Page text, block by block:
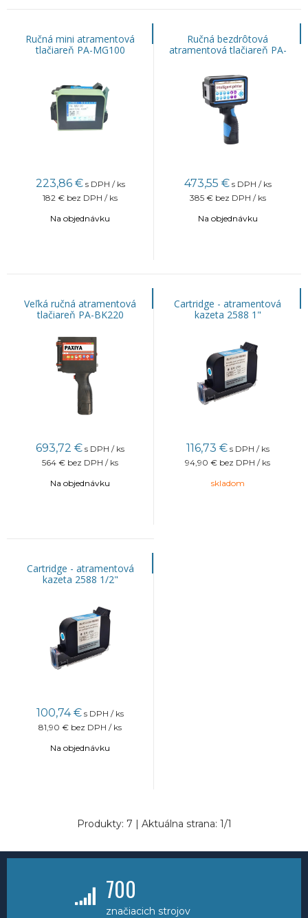
Ručná mini atramentová
tlačiareň PA-MG100
223,86 € s DPH / ks
182 € bez DPH / ks
Na objednávku
Ručná bezdrôtová
atramentová tlačiareň PA-
473,55 € s DPH / ks
385 € bez DPH / ks
Na objednávku
Veľká ručná atramentová
tlačiareň PA-BK220
693,72 € s DPH / ks
564 € bez DPH / ks
Na objednávku
Cartridge - atramentová
kazeta 2588 1"
116,73 € s DPH / ks
94,90 € bez DPH / ks
skladom
Cartridge - atramentová
kazeta 2588 1/2"
100,74 € s DPH / ks
81,90 € bez DPH / ks
Na objednávku
Produkty: 7 | Aktuálna strana: 1/1
700
značiacich strojov